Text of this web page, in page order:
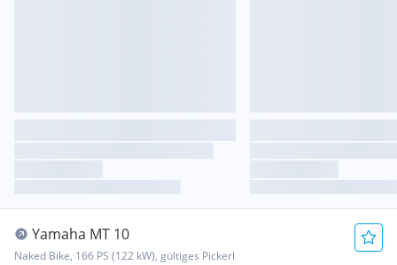
Yamaha MT 10
Naked Bike, 166 PS (122 kW), gültiges Pickerl